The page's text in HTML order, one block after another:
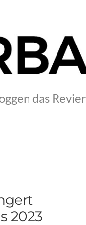
das Revier
2023